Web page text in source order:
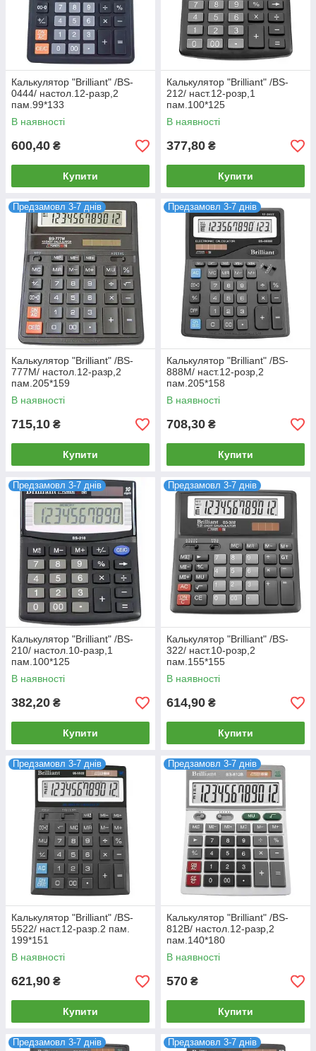
Калькулятор "Brilliant" /BS-
0444/ настол.12-разр,2
пам.99*133
В наявності
600,40 ₴
Купити
Калькулятор "Brilliant" /BS-
212/ наст.12-розр,1
пам.100*125
В наявності
377,80 ₴
Купити
Предзамовл 3-7 днів
Калькулятор "Brilliant" /BS-
777M/ настол.12-разр,2
пам.205*159
В наявності
715,10 ₴
Купити
Предзамовл 3-7 днів
Калькулятор "Brilliant" /BS-
888M/ наст.12-розр,2
пам.205*158
В наявності
708,30 ₴
Купити
Предзамовл 3-7 днів
Калькулятор "Brilliant" /BS-
210/ настол.10-разр,1
пам.100*125
В наявності
382,20 ₴
Купити
Предзамовл 3-7 днів
Калькулятор "Brilliant" /BS-
322/ наст.10-розр,2
пам.155*155
В наявності
614,90 ₴
Купити
Предзамовл 3-7 днів
Калькулятор "Brilliant" /BS-
5522/ наст.12-разр.2 пам.
199*151
В наявності
621,90 ₴
Купити
Предзамовл 3-7 днів
Калькулятор "Brilliant" /BS-
812B/ настол.12-разр,2
пам.140*180
В наявності
570 ₴
Купити
Предзамовл 3-7 днів Предзамовл 3-7 днів